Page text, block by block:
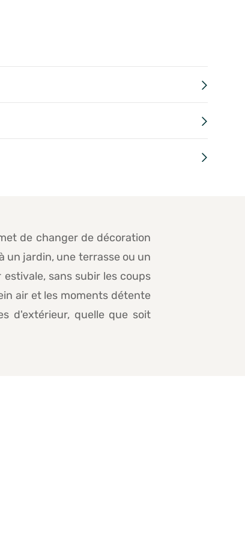
de changer de décoration
jardin, une terrasse ou un
sans subir les coups
air et les moments détente
d'extérieur, quelle que soit